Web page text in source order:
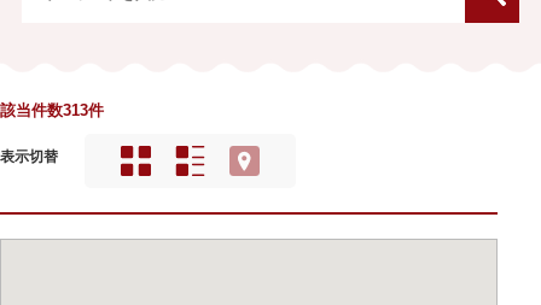
該当件数313件
表示切替